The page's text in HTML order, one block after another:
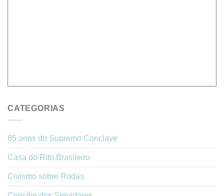
CATEGORIAS
85 anos do Supremo Conclave
Casa do Rito Brasileiro
Civismo sobre Rodas